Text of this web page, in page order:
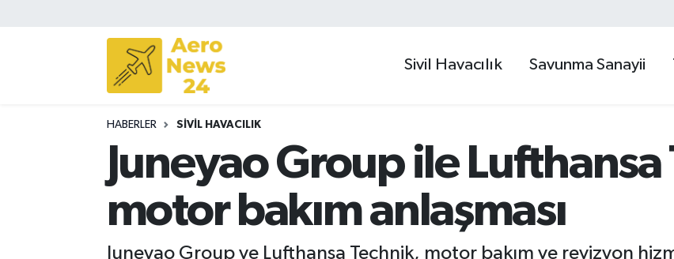
Sivil Havacılık Savunma Sanayii
HABERLER SIVIL HAVACILIK
Juneyao Group ile Lufthansa
motor bakım anlaşması
Juneyao Group ve Lufthansa Technik, motor bakım ve revizyon
Sivil Havacılık